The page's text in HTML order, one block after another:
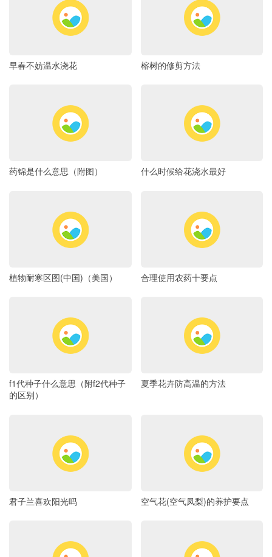
早春不妨温水浇花 榕树的修剪方法
药锦是什么意思（附图） 什么时候给花浇水最好
植物耐寒区图(中国)（美国） 合理使用农药十要点
f1代种子什么意思（附f2代种子
的区别）
夏季花卉防高温的方法
君子兰喜欢阳光吗 空气花(空气凤梨)的养护要点